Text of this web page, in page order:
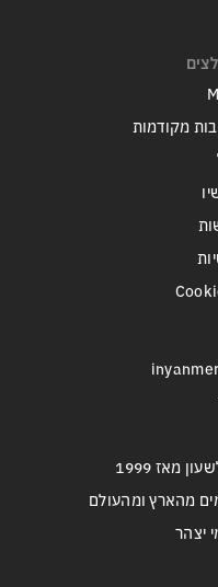
מקודמות
מאז 1999
מהארץ ומהעולם
יצהר